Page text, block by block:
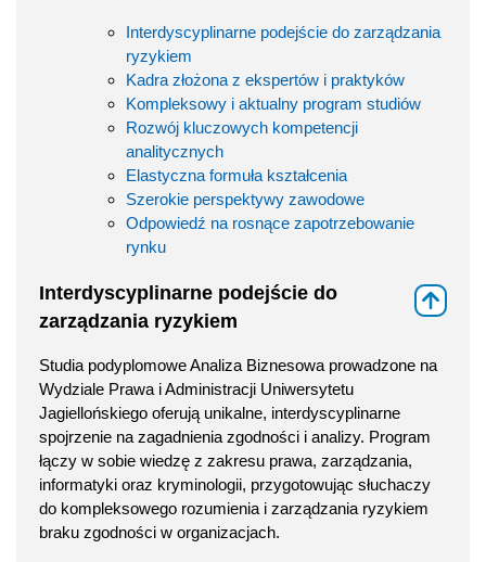
Interdyscyplinarne podejście do zarządzania
ryzykiem
Kadra złożona z ekspertów i praktyków
Kompleksowy i aktualny program studiów
Rozwój kluczowych kompetencji
analitycznych
Elastyczna formuła kształcenia
Szerokie perspektywy zawodowe
Odpowiedź na rosnące zapotrzebowanie
rynku
Interdyscyplinarne podejście do
zarządzania ryzykiem
Studia podyplomowe Analiza Biznesowa prowadzone na
Wydziale Prawa i Administracji Uniwersytetu
Jagiellońskiego oferują unikalne, interdyscyplinarne
spojrzenie na zagadnienia zgodności i analizy. Program
łączy w sobie wiedzę z zakresu prawa, zarządzania,
informatyki oraz kryminologii, przygotowując słuchaczy
do kompleksowego rozumienia i zarządzania ryzykiem
braku zgodności w organizacjach.